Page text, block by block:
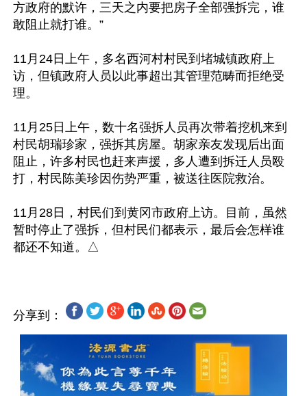
方政府的默许，三天之内要把房子全部强拆完，谁
敢阻止就打谁。”
11月24日上午，多名西河村村民到堵城镇政府上
访，但镇政府人员以此事超出其管理范畴而拒绝受
理。
11月25日上午，数十名强拆人员再次带着挖机来到
村民胡瑞珍家，强拆其房屋。胡家亲友发现后出面
阻止，许多村民也赶来声援，多人遭到拆迁人员殴
打，村民陈美珍因伤势严重，被送往医院救治。
11月28日，村民们到黄冈市政府上访。目前，虽然
暂时停止了强拆，但村民们都表示，最后会怎样谁
分享到：